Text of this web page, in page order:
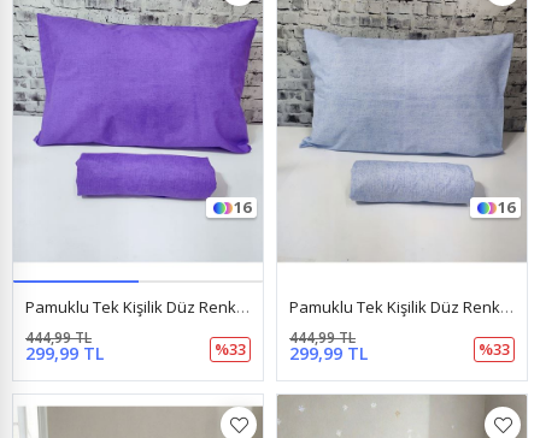
16
Pamuklu Tek Kişilik Düz Renk Lastikli Çarşaf Takımı Mor
299,99 TL
444,99 TL
%33
16
Pamuklu Tek Kişilik Düz Renk Lastikli Çarşaf Takımı Mavi
299,99 TL
444,99 TL
%33